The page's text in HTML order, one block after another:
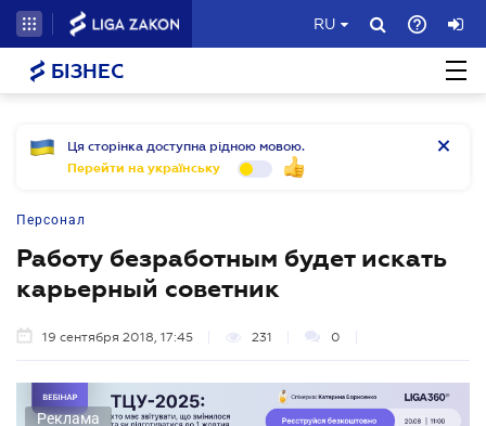
RU
БІЗНЕС
Ця сторінка доступна рідною мовою.
Перейти на українську
Персонал
Работу безработным будет искать
карьерный советник
19 сентября 2018, 17:45 231 0
Реклама